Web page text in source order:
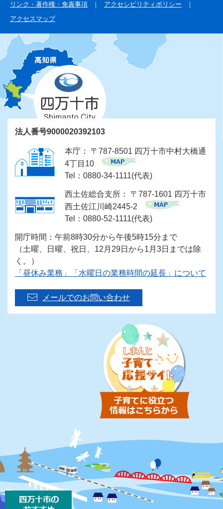
リンク・著作権・免責事項
アクセシビリティポリシー
アクセスマップ
法人番号9000020392103
本庁： 〒787-8501 四万十市中村大橋通
4丁目10
Tel：0880-34-1111(代表)
西土佐総合支所： 〒787-1601 四万十市
西土佐江川崎2445-2
Tel：0880-52-1111(代表)
開庁時間：午前8時30分から午後5時15分まで
（土曜、日曜、祝日、12月29日から1月3日までは除
く。）
「昼休み業務」「水曜日の業務時間の延長」について
メールでのお問い合わせ